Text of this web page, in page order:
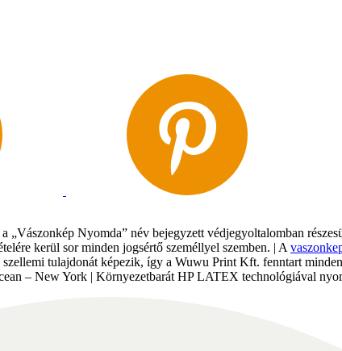
„Vászonkép Nyomda” név bejegyzett védjegyoltalomban
kerül sor minden jogsértő személlyel szemben. | A
tulajdonát képezik, így a Wuwu Print Kft. fenntart
– New York | Környezetbarát HP LATEX technológiával